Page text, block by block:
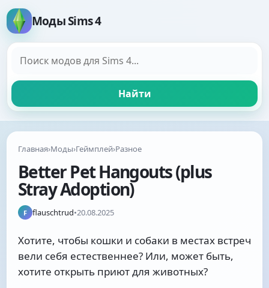
Моды Sims 4
Найти
Главная›Моды›Геймплей›Разное
Better Pet Hangouts (plus
Stray Adoption)
F flauschtrud•20.08.2025
Хотите, чтобы кошки и собаки в местах встреч
вели себя естественнее? Или, может быть,
хотите открыть приют для животных?